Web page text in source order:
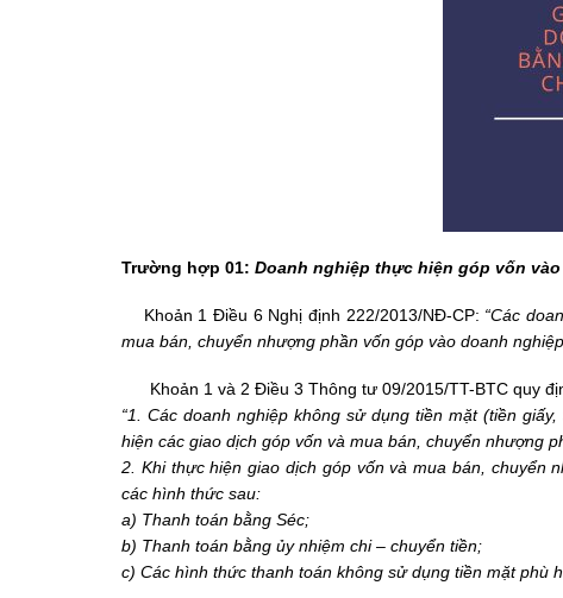
Trường hợp 01: Doanh nghiệp thực hiện góp vốn
Khoản 1 Điều 6 Nghị định 222/2013/NĐ-CP: “Các
mua bán, chuyển nhượng phần vốn góp vào doanh
Khoản 1 và 2 Điều 3 Thông tư 09/2015/TT-BTC quy
“1. Các doanh nghiệp không sử dụng tiền mặt (tiền
hiện các giao dịch góp vốn và mua bán, chuyển nhượng
2. Khi thực hiện giao dịch góp vốn và mua bán, chuyển
các hình thức sau:
a) Thanh toán bằng Séc;
b) Thanh toán bằng ủy nhiệm chi – chuyển tiền;
c) Các hình thức thanh toán không sử dụng tiền mặt phù